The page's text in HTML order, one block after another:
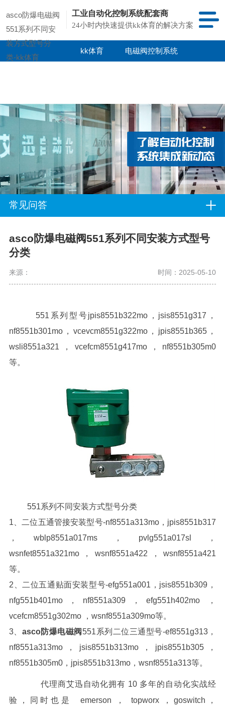
asco防爆电磁阀
551系列不同安
装方式型号分
类-kk体育
工业自动化控制系统配套商
24小时内快速提供kk体育的解决方案
kk体育 电磁阀控制系统
常见问答
asco防爆电磁阀551系列不同安装方式型号
分类
来源： 时间：2025-05-10
551系列型号jpis8551b322mo，jsis8551g317，
nf8551b301mo，vcevcm8551g322mo，jpis8551b365，
wsli8551a321，vcefcm8551g417mo，nf8551b305m0
等。
551系列不同安装方式型号分类
1、二位五通管接安装型号-nf8551a313mo，jpis8551b317
，wblp8551a017ms，pvlg551a017sl，
wsnfet8551a321mo，wsnf8551a422，wsnf8551a421
等。
2、二位五通贴面安装型号-efg551a001，jsis8551b309，
nfg551b401mo，nf8551a309，efg551h402mo ，
vcefcm8551g302mo ，wsnf8551a309mo等。
3、 asco防爆电磁阀 551系列二位三通型号-ef8551g313，
nf8551a313mo，jsis8551b313mo，jpis8551b305，
nf8551b305m0，jpis8551b313mo，wsnf8551a313等。
代理商艾迅自动化拥有 10 多年的自动化实战经
验，同时也是 emerson ， topworx ，goswitch，